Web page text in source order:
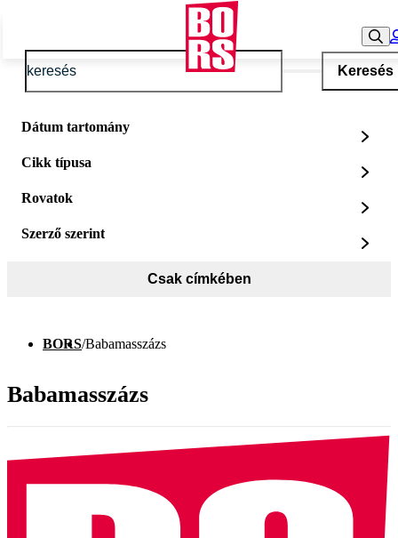
Keresés
Dátum tartomány
Cikk típusa
Rovatok
Szerző szerint
Csak címkében
BORS/Babamasszázs
Babamasszázs